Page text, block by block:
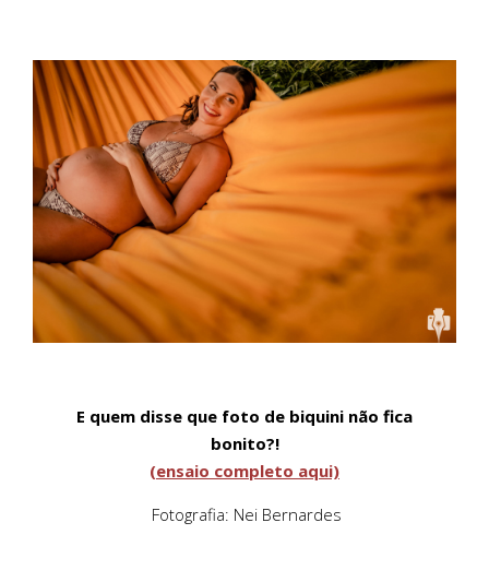
E quem disse que foto de biquini não fica
bonito?!
(ensaio completo aqui)
Fotografia: Nei Bernardes